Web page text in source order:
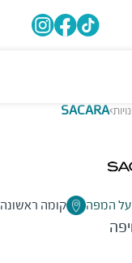
>
SACARA
על המפה קומה ראשונה